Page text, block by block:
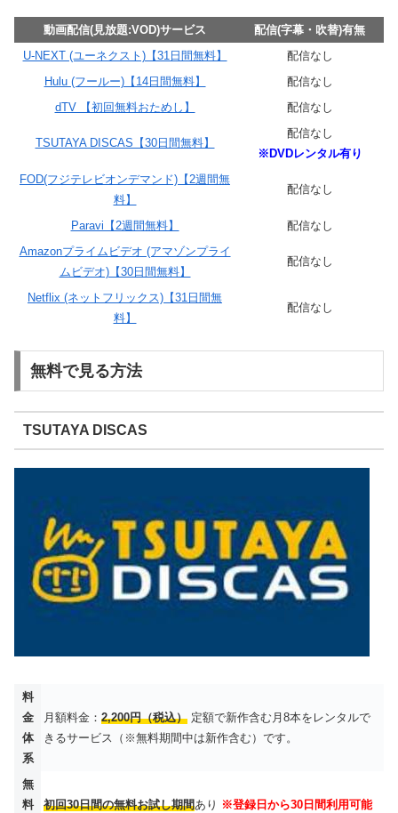
動画配信(見放題:VOD)サービス
配信(字幕・吹替)有無
U-NEXT (ユーネクスト)【31日間無料】
配信なし
Hulu (フールー)【14日間無料】
配信なし
dTV 【初回無料おためし】
配信なし
TSUTAYA DISCAS【30日間無料】
配信なし
※DVDレンタル有り
FOD(フジテレビオンデマンド)【2週間無
料】
配信なし
Paravi【2週間無料】
配信なし
Amazonプライムビデオ (アマゾンプライ
ムビデオ)【30日間無料】
配信なし
Netflix (ネットフリックス)【31日間無
料】
配信なし
無料で見る方法
TSUTAYA DISCAS
料
金
体
系
月額料金： 2,200円（税込） 定額で新作含む月8本をレンタルで
きるサービス（※無料期間中は新作含む）です。
無
料
初回30日間の無料お試し期間あり ※登録日から30日間利用可能